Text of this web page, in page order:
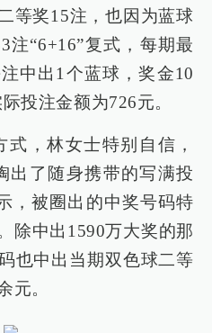
等奖15注，也因为蓝球
注“6+16”复式，每期最
中出1个蓝球，奖金10
投注金额为726元。
，林女士特别自信，
出了随身携带的写满投
，被圈出的中奖号码特
除中出1590万大奖的那
也中出当期双色球二等
元。